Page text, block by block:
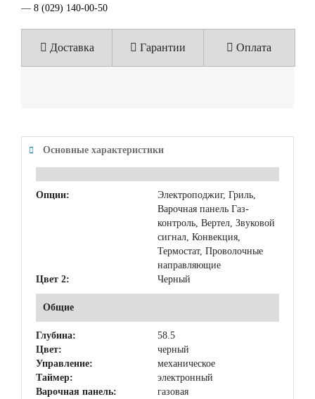
— 8 (029) 140-00-50
Доставка Гарантии Оплата
Основные характеристики
Опции:
Электроподжиг, Гриль,
Варочная панель Газ-
контроль, Вертел, Звуковой
сигнал, Конвекция,
Термостат, Проволочные
направляющие
Цвет 2:
Черный
Общие
Глубина:
58.5
Цвет:
черный
Управление:
механическое
Таймер:
электронный
Варочная панель:
газовая